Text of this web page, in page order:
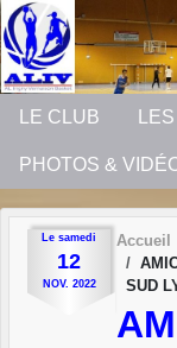
LE CLUB
PHOTOS &
Le samedi
12
NOV. 2022
Accueil
SUD
Panneau de gestion